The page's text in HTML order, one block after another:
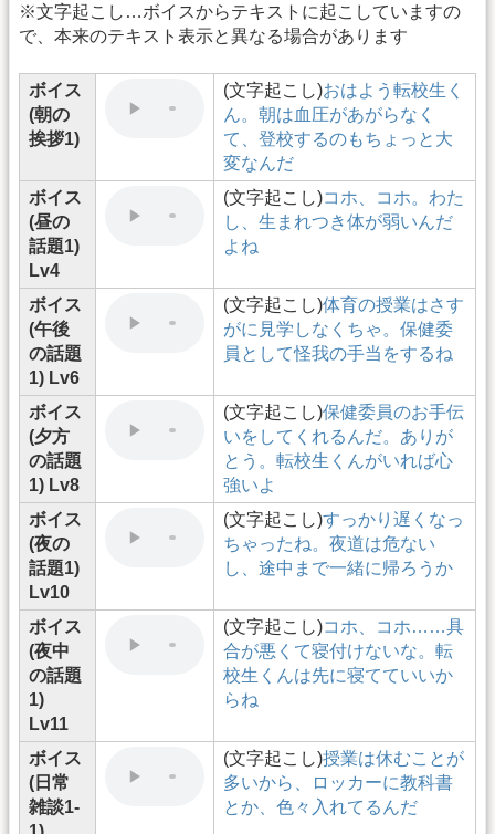
※文字起こし…ボイスからテキストに起こしていますの
で、本来のテキスト表示と異なる場合があります
ボイス
(朝の
挨拶1)
(文字起こし)おはよう転校生く
ん。朝は血圧があがらなく
て、登校するのもちょっと大
変なんだ
ボイス
(昼の
話題1)
Lv4
(文字起こし)コホ、コホ。わた
し、生まれつき体が弱いんだ
よね
ボイス
(午後
の話題
1) Lv6
(文字起こし)体育の授業はさす
がに見学しなくちゃ。保健委
員として怪我の手当をするね
ボイス
(夕方
の話題
1) Lv8
(文字起こし)保健委員のお手伝
いをしてくれるんだ。ありが
とう。転校生くんがいれば心
強いよ
ボイス
(夜の
話題1)
Lv10
(文字起こし)すっかり遅くなっ
ちゃったね。夜道は危ない
し、途中まで一緒に帰ろうか
ボイス
(夜中
の話題
1)
Lv11
(文字起こし)コホ、コホ……具
合が悪くて寝付けないな。転
校生くんは先に寝てていいか
らね
ボイス
(日常
雑談1-
(文字起こし)授業は休むことが
多いから、ロッカーに教科書
とか、色々入れてるんだ